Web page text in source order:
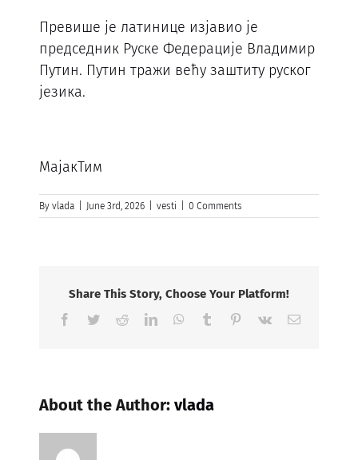
Превише је латинице изјавио је
председник Руске Федерације Владимир
Путин. Путин тражи већу заштиту руског
језика.
МајакТим
Byvlada June 3rd, 2026 vesti 0 Comments
Share This Story, Choose Your Platform!
Facebook
TwitterRedditLinkedInWhatsApp
Tumblr Pinterest
Vk Email
About the Author:vlada